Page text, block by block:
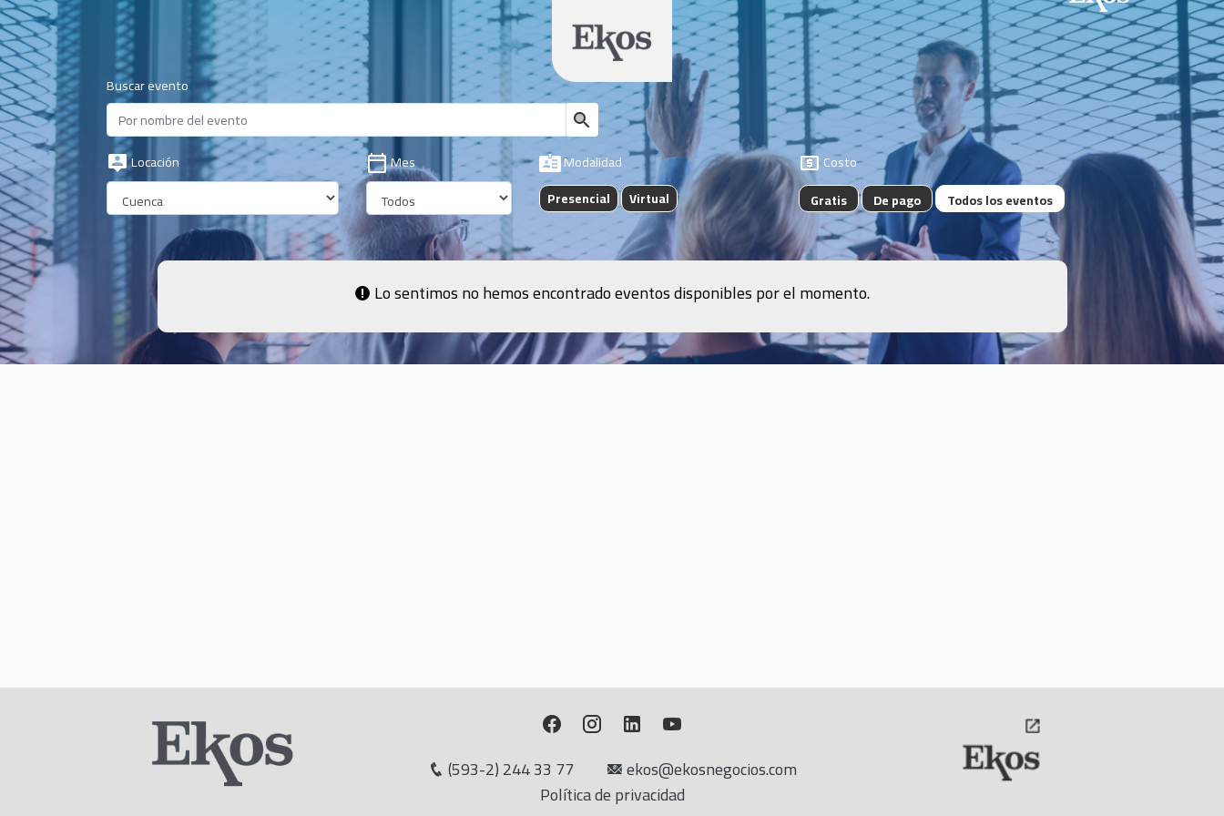
Buscar evento
Locación Mes Modalidad
Presencial Virtual
Costo
Gratis De pago Todos los eventos
Lo sentimos no hemos encontrado eventos disponibles por el momento.
(593-2) 244 33 77
ekos@ekosnegocios.com
Política de privacidad